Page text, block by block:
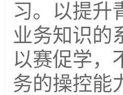
习。以提升
业务知识的
以赛促学，
务的操控能